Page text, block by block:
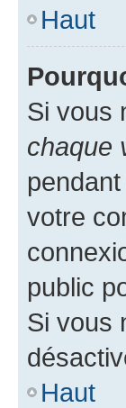
Haut
Si vous
chaque
votre
public
Si vous
Haut